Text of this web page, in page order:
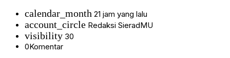
calendar_month 21 jam yang lalu
account_circle Redaksi SieradMU
visibility 30
0Komentar